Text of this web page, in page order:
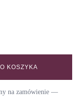
KOSZYKA
na zamówienie —